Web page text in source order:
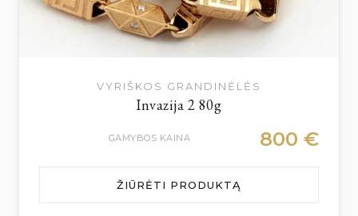
VYRIŠKOS GRANDINĖLĖS
Invazija 2 80g
GAMYBOS KAINA 800 €
ŽIŪRĖTI PRODUKTĄ